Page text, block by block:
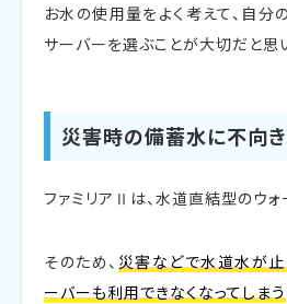
お水の使用量をよく考えて、自分
サーバーを選ぶことが大切だと思
災害時の備蓄水に不向き
ファミリアⅡは、水道直結型のウォ
そのため、 災害などで水道水が止
ーバーも利用できなくなってしまう